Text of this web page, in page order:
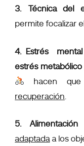
3. Técnica del
permite focalizar
4. Estrés mental
estrés metabólico
hacen
recuperación
5.
adaptada a los